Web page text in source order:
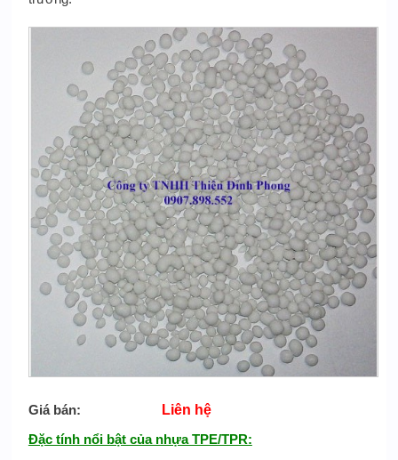
Giá bán:
Liên hệ
Đặc tính nổi bật của nhựa TPE/TPR: